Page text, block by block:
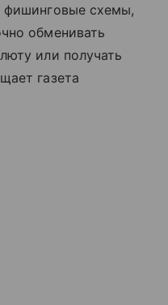
фишинговые схемы,
обменивать
или получать
газета